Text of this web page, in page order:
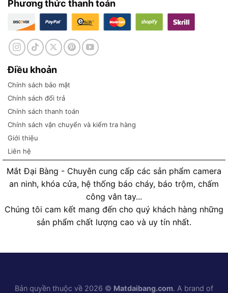
Phương thức thanh toán
Điều khoản
Chính sách bảo mật
Chính sách đổi trả
Chính sách thanh toán
Chính sách vận chuyển và kiểm tra hàng
Giới thiệu
Liên hệ
Mắt Đại Bàng - Chuyên cung cấp các sản phẩm camera
an ninh, khóa cửa, hệ thống báo cháy, báo trộm, chấm
công vân tay...
Chúng tôi cam kết mang đến cho quý khách hàng những
sản phẩm chất lượng cao và uy tín nhất.
Bản quyền thuộc về 2026 © Matdaibang.com. A brand of